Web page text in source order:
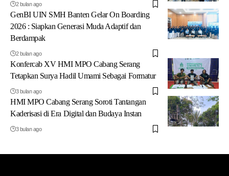
2 bulan ago
GenBI UIN SMH Banten Gelar On Boarding
2026 : Siapkan Generasi Muda Adaptif dan
Berdampak
2 bulan ago
Konfercab XV HMI MPO Cabang Serang
Tetapkan Surya Hadil Umami Sebagai Formatur
3 bulan ago
HMI MPO Cabang Serang Soroti Tantangan
Kaderisasi di Era Digital dan Budaya Instan
3 bulan ago